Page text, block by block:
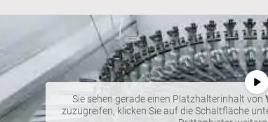
Sie sehen gerade einen Platzhalterinhalt von
zuzugreifen, klicken Sie auf die Schaltfläche